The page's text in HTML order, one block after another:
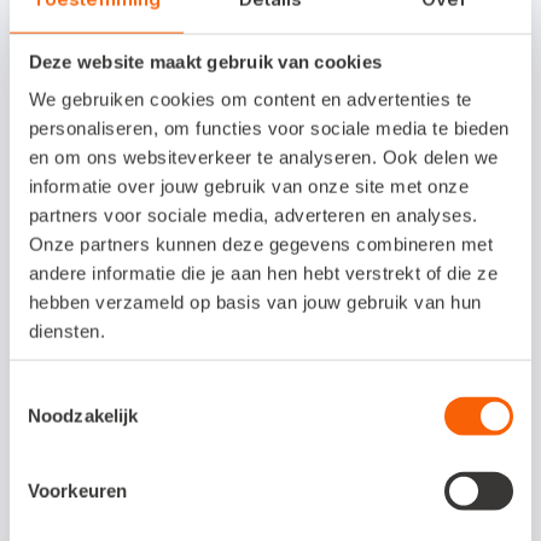
Deze website maakt gebruik van cookies
We gebruiken cookies om content en advertenties te
personaliseren, om functies voor sociale media te bieden
en om ons websiteverkeer te analyseren. Ook delen we
informatie over jouw gebruik van onze site met onze
partners voor sociale media, adverteren en analyses.
Onze partners kunnen deze gegevens combineren met
andere informatie die je aan hen hebt verstrekt of die ze
hebben verzameld op basis van jouw gebruik van hun
diensten.
Noodzakelijk
Voorkeuren
Ook interessant voor jou: